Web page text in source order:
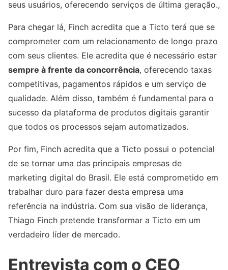
seus usuários, oferecendo serviços de última geração.,
Para chegar lá, Finch acredita que a Ticto terá que se
comprometer com um relacionamento de longo prazo
com seus clientes. Ele acredita que é necessário estar
sempre à frente da concorrência, oferecendo taxas
competitivas, pagamentos rápidos e um serviço de
qualidade. Além disso, também é fundamental para o
sucesso da plataforma de produtos digitais garantir
que todos os processos sejam automatizados.
Por fim, Finch acredita que a Ticto possui o potencial
de se tornar uma das principais empresas de
marketing digital do Brasil. Ele está comprometido em
trabalhar duro para fazer desta empresa uma
referência na indústria. Com sua visão de liderança,
Thiago Finch pretende transformar a Ticto em um
verdadeiro líder de mercado.
Entrevista com o CEO